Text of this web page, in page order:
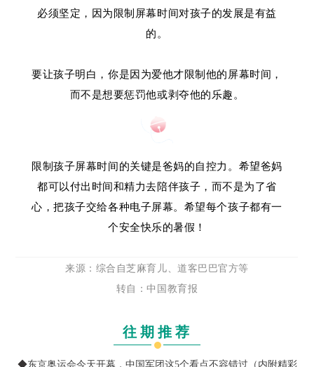
必须坚定，因为限制屏幕时间对孩子的发展是有益
的。
要让孩子明白，你是因为爱他才限制他的屏幕时间，
而不是想要惩罚他或剥夺他的乐趣。
限制孩子屏幕时间的关键是爸妈的自控力。希望爸妈
都可以付出时间和精力去陪伴孩子，而不是为了省
心，把孩子交给各种电子屏幕。希望每个孩子都有一
个安全快乐的暑假！
来源：综合自芝麻育儿、道客巴巴官方等
转自：中国教育报
往期推荐
◆东京奥运会今天开幕，中国军团这5个看点不容错过（内附精彩